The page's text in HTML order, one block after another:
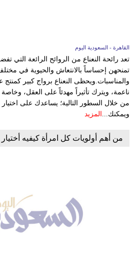
القاهرة - السعودية اليوم
تعد رائحة النعناع من الروائح الرائعة التي
تمنحهن إحساساً بالانتعاش والحيوية في
والمناسبات.ويحظى النعناع برواج كبير
ناعمة، ويترك تأثيراً مهدئاً على العقل،
من خلال السطور التالية؛ يساعدك على اختيار
ويمكنك... المزيد
من أهم أولويات كل امرأة كيفيه